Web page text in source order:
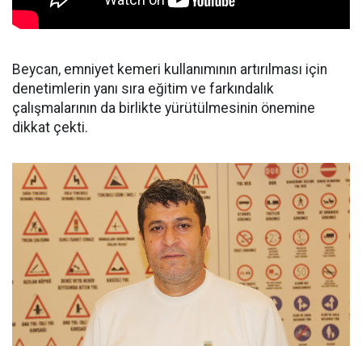
Beycan, emniyet kemeri kullanımının artırılması için
denetimlerin yanı sıra eğitim ve farkındalık
çalışmalarının da birlikte yürütülmesinin önemine
dikkat çekti.